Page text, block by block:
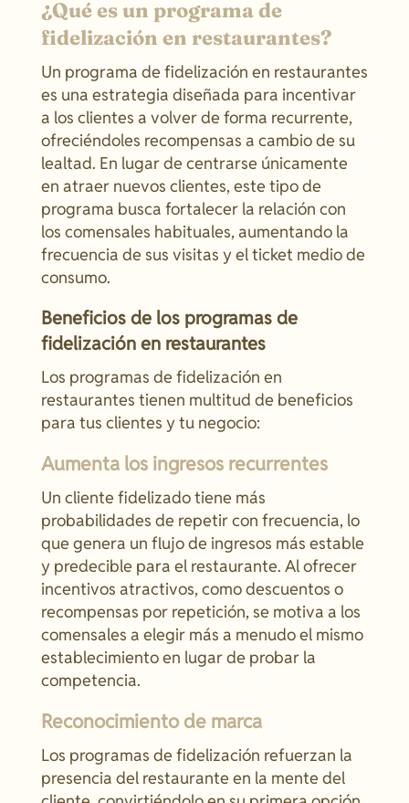
¿Qué es un programa de
fidelización en restaurantes?
Un programa de fidelización en restaurantes
es una estrategia diseñada para incentivar
a los clientes a volver de forma recurrente,
ofreciéndoles recompensas a cambio de su
lealtad. En lugar de centrarse únicamente
en atraer nuevos clientes, este tipo de
programa busca fortalecer la relación con
los comensales habituales, aumentando la
frecuencia de sus visitas y el ticket medio de
consumo.
Beneficios de los programas de
fidelización en restaurantes
Los programas de fidelización en
restaurantes tienen multitud de beneficios
para tus clientes y tu negocio:
Aumenta los ingresos recurrentes
Un cliente fidelizado tiene más
probabilidades de repetir con frecuencia, lo
que genera un flujo de ingresos más estable
y predecible para el restaurante. Al ofrecer
incentivos atractivos, como descuentos o
recompensas por repetición, se motiva a los
comensales a elegir más a menudo el mismo
establecimiento en lugar de probar la
competencia.
Reconocimiento de marca
Los programas de fidelización refuerzan la
presencia del restaurante en la mente del